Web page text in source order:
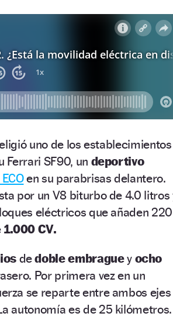
uno de los establecimientos
Ferrari SF90, un deportivo
en su parabrisas delantero.
por un V8 biturbo de 4.0 litros
eléctricos que añaden 220
1.000 CV.
dedoble embraguey ocho
Por primera vez en un
se reparte entre ambos ejes
autonomía es de 25 kilómetros.